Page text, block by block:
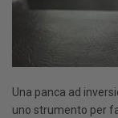
Una panca ad
uno strumento per